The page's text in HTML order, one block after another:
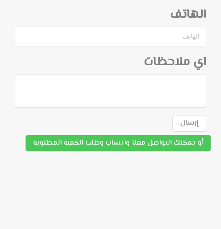
الهاتف
اي ملاحظات
إرسال
أو يمكنك التواصل معنا واتساب وطلب الكمية المطلوبة